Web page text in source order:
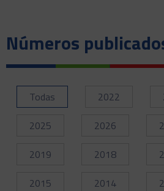
Números
Todas 2022
2025
2026
2019
2018
2015
2014